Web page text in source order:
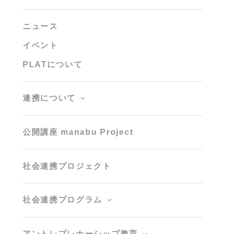
ニュース
イベント
PLATについて
連携について
公開講座 manabu Project
社会連携プロジェクト
社会連携プログラム